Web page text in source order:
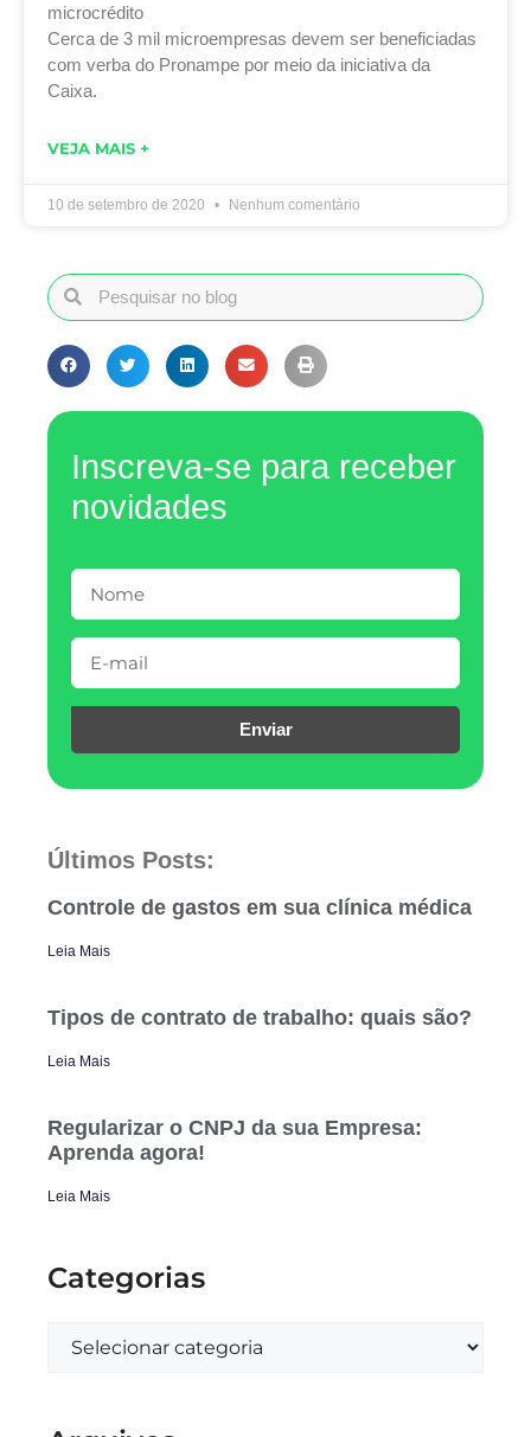
microcrédito
Cerca de 3 mil microempresas devem ser beneficiadas
com verba do Pronampe por meio da iniciativa da
Caixa.
VEJA MAIS +
10 de setembro de 2020 Nenhum comentário
Inscreva-se para receber
novidades
Enviar
Últimos Posts:
Controle de gastos em sua clínica médica
Leia Mais
Tipos de contrato de trabalho: quais são?
Leia Mais
Regularizar o CNPJ da sua Empresa:
Aprenda agora!
Leia Mais
Categorias